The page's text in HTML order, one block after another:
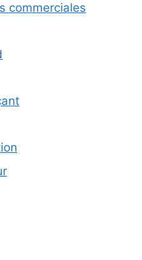
commerciales